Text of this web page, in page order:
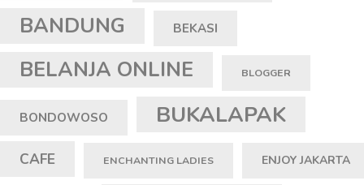
BANDUNG BEKASI
BELANJA ONLINE BLOGGER
BONDOWOSO BUKALAPAK
CAFE ENCHANTING LADIES ENJOY JAKARTA